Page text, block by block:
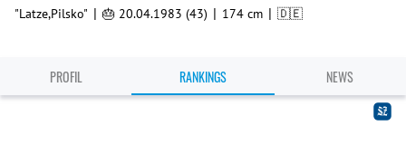
"Latze,Pilsko" | 🎂 20.04.1983 (43) | 174 cm | 🇩🇪
PROFIL RANKINGS NEWS